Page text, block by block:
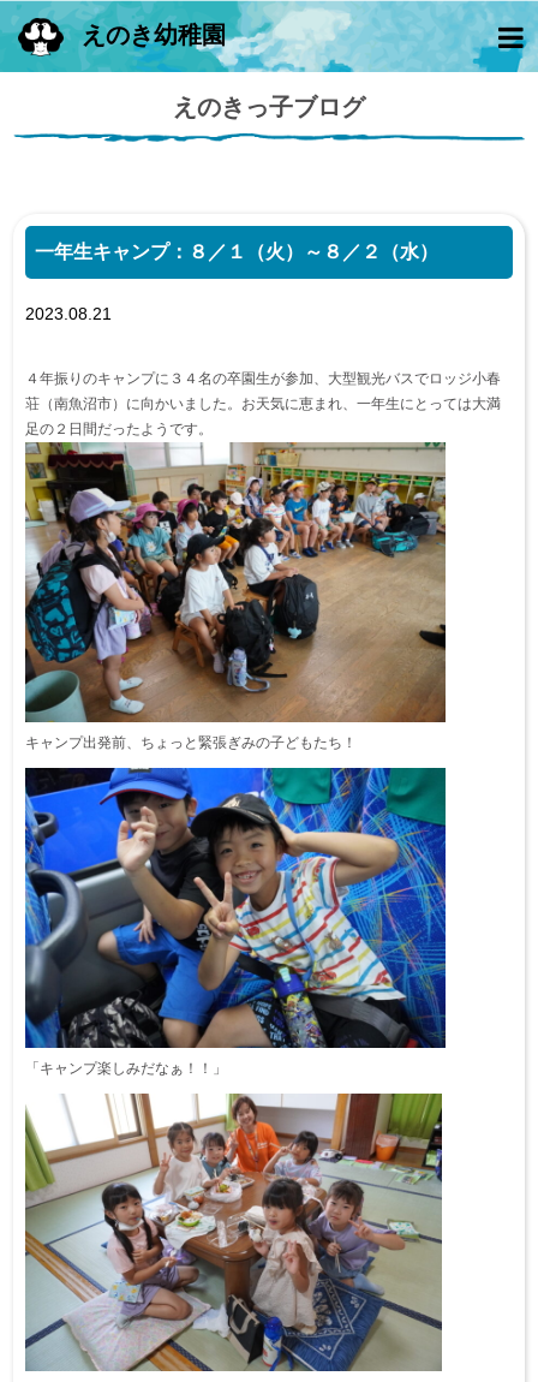
えのき幼稚園
えのきっ子ブログ
一年生キャンプ：８／１（火）～８／２（水）
2023.08.21
４年振りのキャンプに３４名の卒園生が参加、大型観光バスでロッジ小春
荘（南魚沼市）に向かいました。お天気に恵まれ、一年生にとっては大満
足の２日間だったようです。
キャンプ出発前、ちょっと緊張ぎみの子どもたち！
「キャンプ楽しみだなぁ！！」